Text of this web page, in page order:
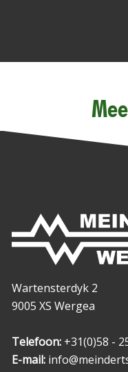
Wartensterdyk 2
9005 XS Wergea
Telefoon: +31(0)58 -
E-mail: